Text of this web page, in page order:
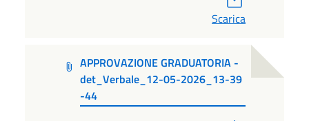
Scarica
APPROVAZIONE GRADUATORIA -
det_Verbale_12-05-2026_13-39
-44